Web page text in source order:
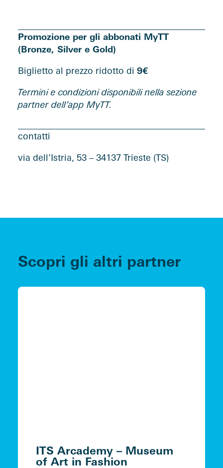
Promozione per gli abbonati MyTT
(Bronze, Silver e Gold)
Biglietto al prezzo ridotto di 9€
Termini e condizioni disponibili nella sezione
partner dell’app MyTT.
contatti
via dell’Istria, 53 – 34137 Trieste (TS)
Scopri gli altri partner
ITS Arcademy – Museum
of Art in Fashion